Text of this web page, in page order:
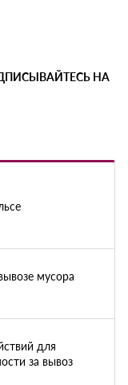
НА
мусора
для
за вывоз